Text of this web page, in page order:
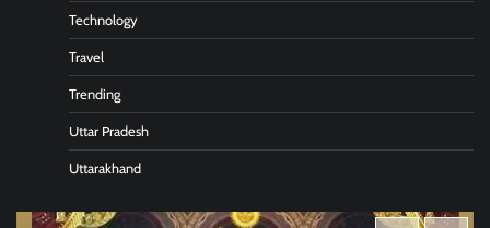
Technology
Travel
Trending
Uttar Pradesh
Uttarakhand